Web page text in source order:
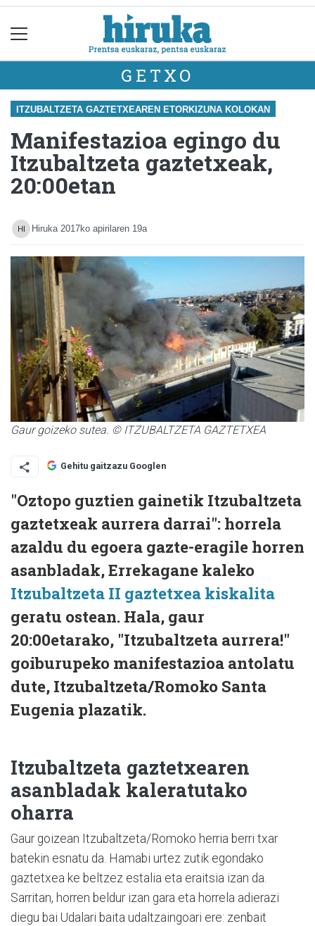
GETXO
ITZUBALTZETA GAZTETXEAREN ETORKIZUNA KOLOKAN
Manifestazioa egingo du
Itzubaltzeta gaztetxeak,
20:00etan
Hiruka 2017ko apirilaren 19a
Gaur goizeko sutea. © ITZUBALTZETA GAZTETXEA
Gehitu gaitzazu Googlen
"Oztopo guztien gainetik Itzubaltzeta
gaztetxeak aurrera darrai": horrela
azaldu du egoera gazte-eragile horren
asanbladak, Errekagane kaleko
Itzubaltzeta II gaztetxea kiskalita
geratu ostean. Hala, gaur
20:00etarako, "Itzubaltzeta aurrera!"
goiburupeko manifestazioa antolatu
dute, Itzubaltzeta/Romoko Santa
Eugenia plazatik.
Itzubaltzeta gaztetxearen
asanbladak kaleratutako
oharra
Gaur goizean Itzubaltzeta/Romoko herria berri txar
batekin esnatu da. Hamabi urtez zutik egondako
gaztetxea ke beltzez estalia eta eraitsia izan da.
Sarritan, horren beldur izan gara eta horrela adierazi
diegu bai Udalari baita udaltzaingoari ere: zenbait